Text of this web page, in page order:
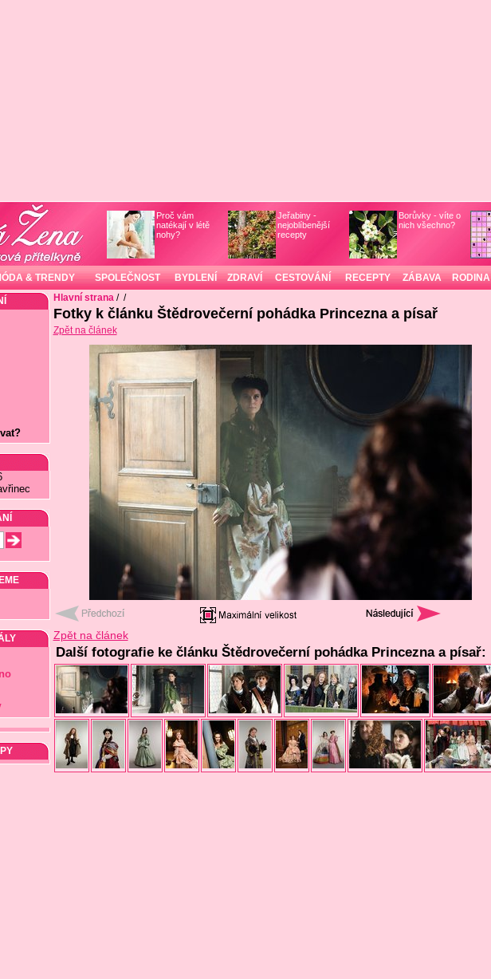
Proč vám
natékají v létě
nohy?
Jeřabiny -
nejoblíbenější
recepty
Borůvky - víte o
nich všechno?
& TRENDY SPOLEČNOST BYDLENÍ ZDRAVÍ CESTOVÁNÍ RECEPTY ZÁBAVA RODINA
Hlavní strana/ /
Fotky k článku Štědrovečerní pohádka Princezna a písař
Zpět na článek
Zpět na článek
Další fotografie ke článku Štědrovečerní pohádka Princezna a písař: